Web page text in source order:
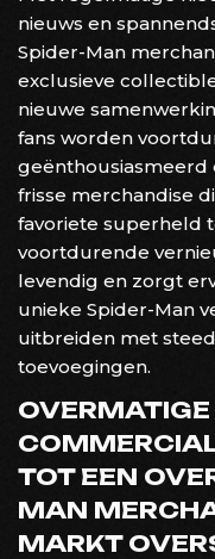
nieuws en
Spider-Man
exclusieve
nieuwe
fans worden
geënthousiasmeerd
frisse merchandise
favoriete superheld
voortdurende
levendig en zorgt
unieke Spider-Man
uitbreiden met
toevoegingen.
OVERMATIGE
TOT EEN
MAN
MARKT